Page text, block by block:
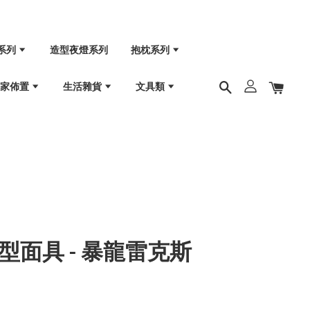
列 造型夜燈系列 抱枕系列
佈置 生活雜貨 文具類
面具 - 暴龍雷克斯